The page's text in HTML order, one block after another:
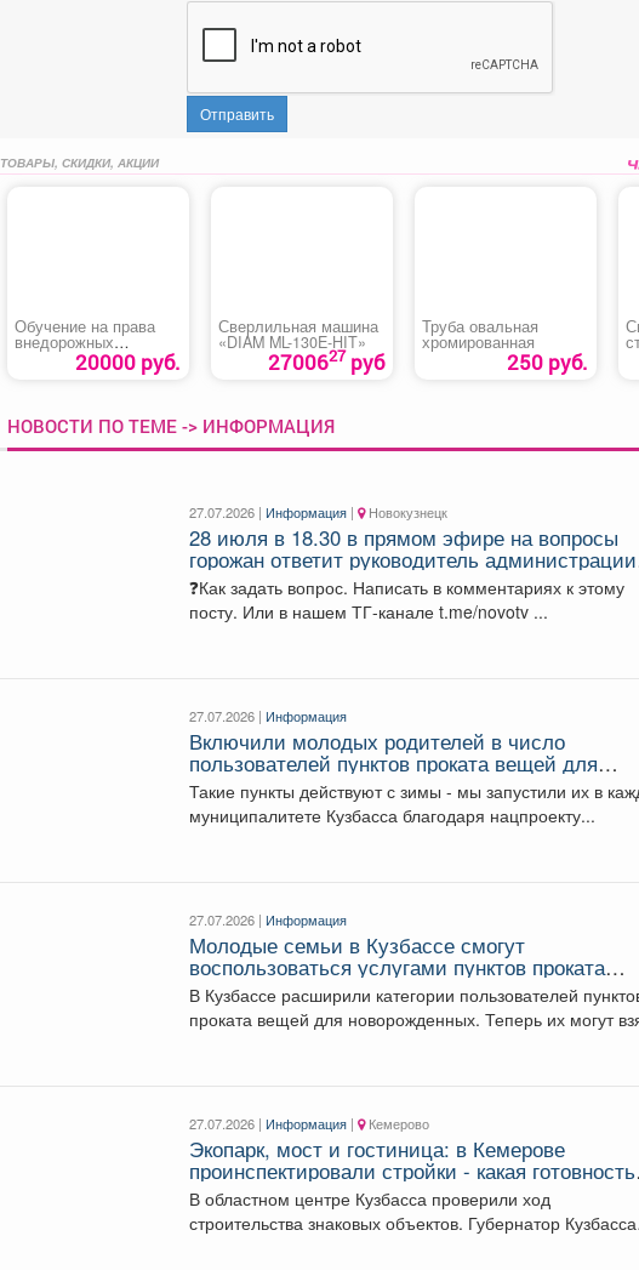
Отправить
ТОВАРЫ, СКИДКИ, АКЦИИ
Обучение на права
внедорожных
мототранспортных
средств категории AI
20000 руб.
Сверлильная машина
«DIAM ML-130E-HIT»
2700627руб
Труба овальная
хромированная
250 руб.
НОВОСТИ ПО ТЕМЕ -> ИНФОРМАЦИЯ
27.07.2026 | Информация | Новокузнецк
28 июля в 18.30 в прямом эфире на вопросы
горожан ответит руководитель администрации
Заводского района Алексей Александрович
Ермолаев.
❓Как задать вопрос. Написать в комментариях к этому
посту. Или в нашем ТГ-канале t.me/novotv ...
27.07.2026 | Информация
Включили молодых родителей в число
пользователей пунктов проката вещей для
новорожденных.
Такие пункты действуют с зимы - мы запустили их в
муниципалитете Кузбасса благодаря нацпроекту...
27.07.2026 | Информация
Молодые семьи в Кузбассе смогут
воспользоваться услугами пунктов проката
вещей для новорожденных
В Кузбассе расширили категории пользователей
проката вещей для новорожденных. Теперь их могут
27.07.2026 | Информация | Кемерово
Экопарк, мост и гостиница: в Кемерове
проинспектировали стройки - какая готовность
объектов
В областном центре Кузбасса проверили ход
строительства знаковых объектов. Губернатор Кузбасса